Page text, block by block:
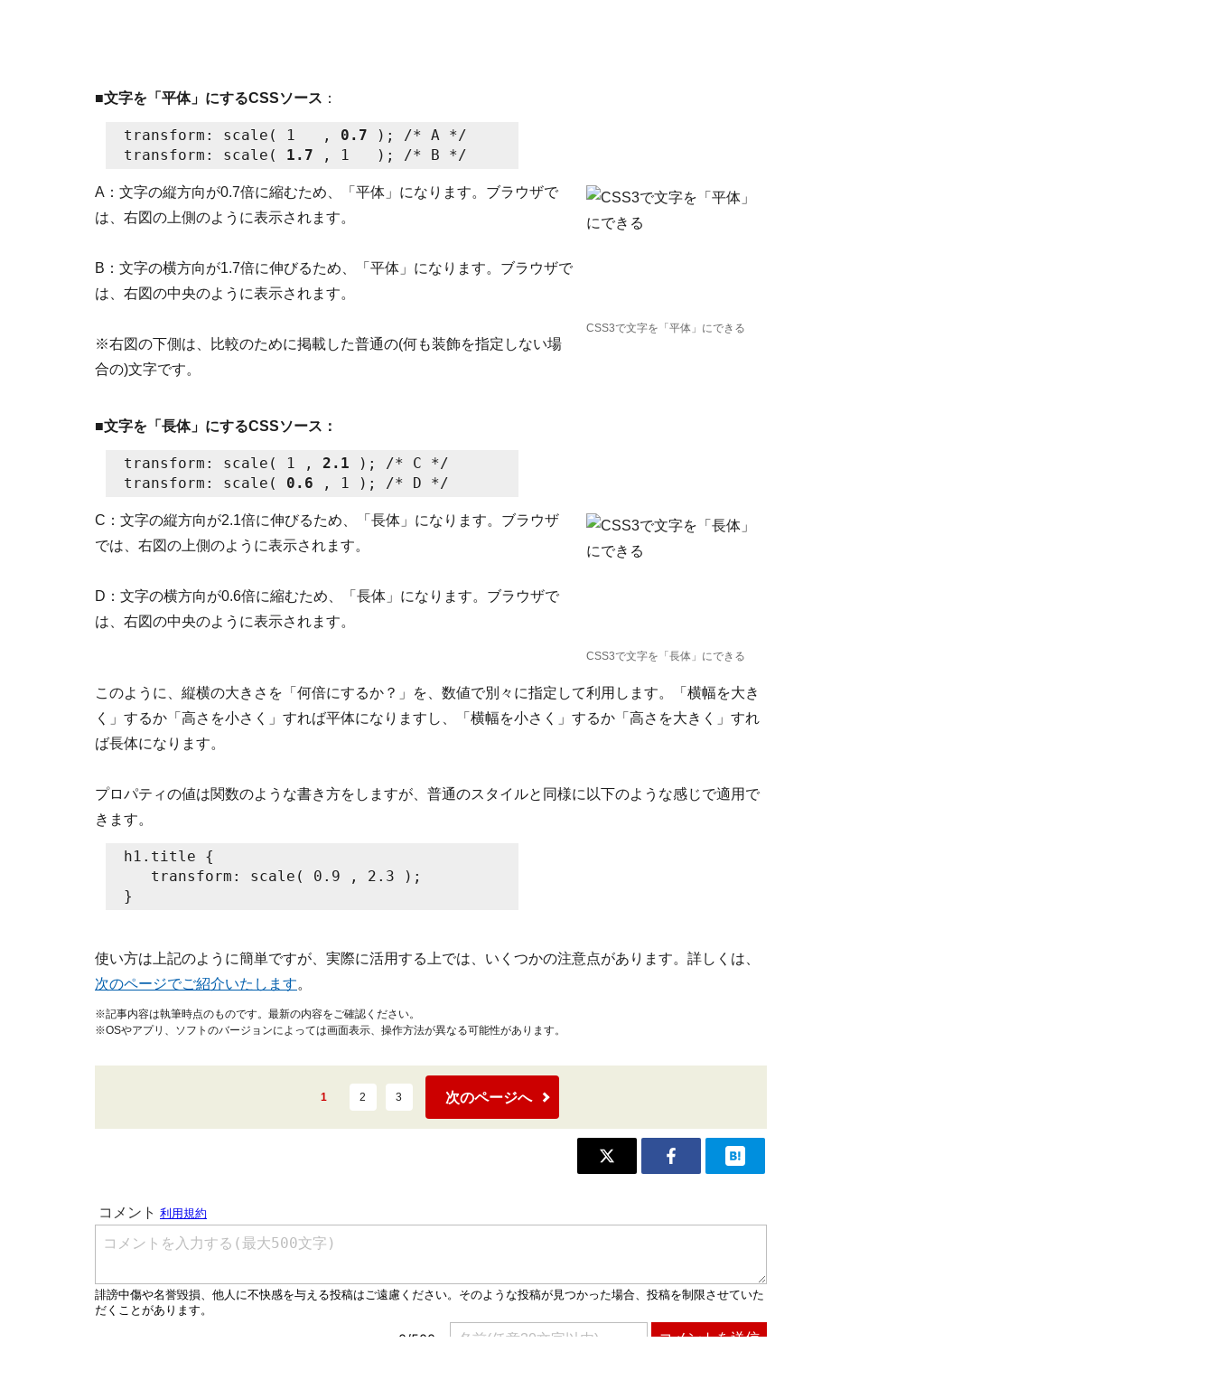
■文字を「平体」にするCSSソース ：
transform: scale( 1   , 0.7 ); /* A */
transform: scale( 1.7
CSS3で文字を「平体」にできる
A：文字の縦方向が0.7倍に縮むため、「平体」になります。ブラウザで
は、右図の上側のように表示されます。
B：文字の横方向が1.7倍に伸びるため、「平体」になります。ブラウザで
は、右図の中央のように表示されます。
※右図の下側は、比較のために掲載した普通の(何も装飾を指定しない場
合の)文字です。
■文字を「長体」にするCSSソース：
transform: scale( 1 , 2.1 ); /* C */
transform: scale( 0.6
CSS3で文字を「長体」にできる
C：文字の縦方向が2.1倍に伸びるため、「長体」になります。ブラウザ
では、右図の上側のように表示されます。
D：文字の横方向が0.6倍に縮むため、「長体」になります。ブラウザで
は、右図の中央のように表示されます。
このように、縦横の大きさを「何倍にするか？」を、数値で別々に指定して利用します。「横幅を大き
く」するか「高さを小さく」すれば平体になりますし、「横幅を小さく」するか「高さを大きく」すれ
ば長体になります。
プロパティの値は関数のような書き方をしますが、普通のスタイルと同様に以下のような感じで適用で
きます。
h1.title {
   transform: scale( 0.9 , 2.3 );
使い方は上記のように簡単ですが、実際に活用する上では、いくつかの注意点があります。詳しくは、
次のページでご紹介いたします。
※記事内容は執筆時点のものです。最新の内容をご確認ください。
※OSやアプリ、ソフトのバージョンによっては画面表示、操作方法が異なる可能性があります。
1 2 3 次のページへ